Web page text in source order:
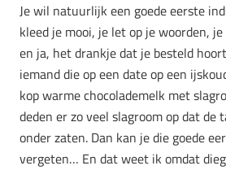
Je wil natuurlijk een goede eerste
kleed je mooi, je let op je woorden,
en ja, het drankje dat je besteld
iemand die op een date op een
kop warme chocolademelk met
deden er zo veel slagroom op dat de
onder zaten. Dan kan je die goede
vergeten… En dat weet ik omdat